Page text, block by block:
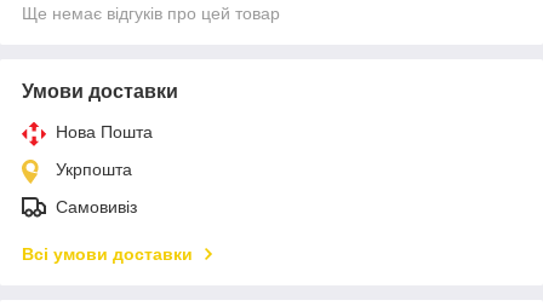
Ще немає відгуків про цей товар
Умови доставки
Нова Пошта
Укрпошта
Самовивіз
Всі умови доставки